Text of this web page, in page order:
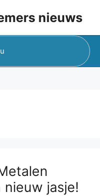
nieuws
jasje!